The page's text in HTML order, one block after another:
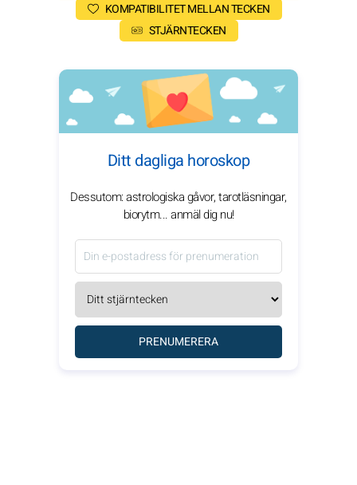
KOMPATIBILITET MELLAN TECKEN
STJÄRNTECKEN
Ditt dagliga horoskop
Dessutom: astrologiska gåvor, tarotläsningar,
biorytm... anmäl dig nu!
PRENUMERERA